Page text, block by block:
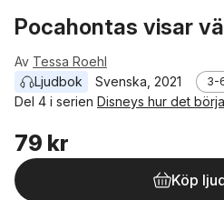
Pocahontas visar
Av Tessa Roehl
Ljudbok
Svenska 2021 3-
Del 4 i serien Disneys hur det
79 kr
Köp